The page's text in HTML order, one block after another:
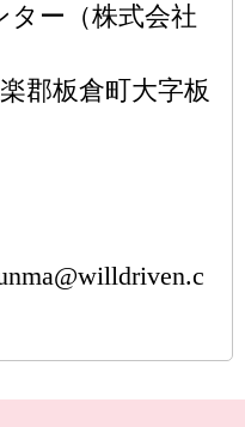
ー（株式会社
郡板倉町大字板